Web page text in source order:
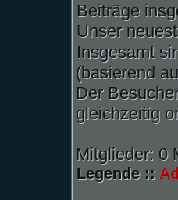
Beiträge
Unser
Insgesamt
(basierend
Der
gleichzeitig
Mitglieder: 0
Legende ::